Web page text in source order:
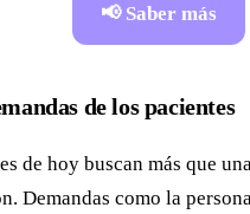
📢 Saber más
de los pacientes
de hoy buscan más que
Demandas como la